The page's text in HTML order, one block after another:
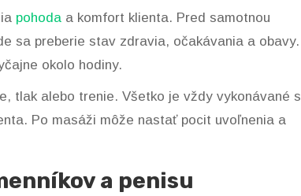
pohoda a komfort klienta. Pred samotnou
sa preberie stav zdravia, očakávania a obavy.
okolo hodiny.
tlak alebo trenie. Všetko je vždy vykonávané s
Po masáži môže nastať pocit uvoľnenia a
a penisu